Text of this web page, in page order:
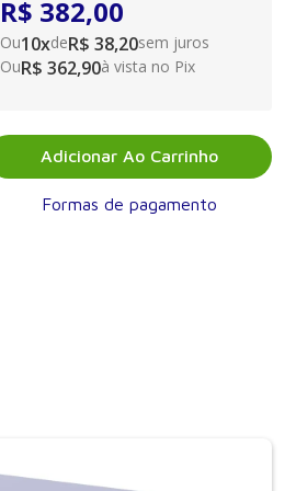
R$ 382,00
Ou10xdeR$ 38,20sem juros
OuR$ 362,90à vista no Pix
Adicionar Ao Carrinho
Formas de pagamento